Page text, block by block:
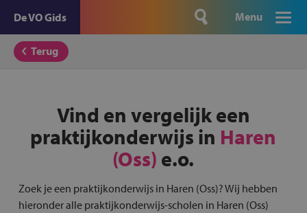
De VO Gids Menu
Terug
Vind en vergelijk een
praktijkonderwijs in Haren
(Oss) e.o.
Zoek je een praktijkonderwijs in Haren (Oss)? Wij hebben
hieronder alle praktijkonderwijs-scholen in Haren (Oss)